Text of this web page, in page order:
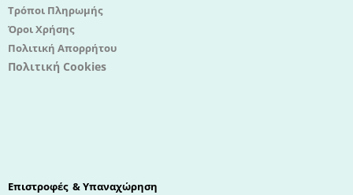
Τρόποι Πληρωμής
Όροι Χρήσης
Πολιτική Απορρήτου
Πολιτική Cookies
Επιστροφές & Υπαναχώρηση